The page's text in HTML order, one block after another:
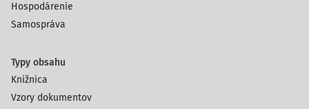
Hospodárenie
Samospráva
Typy obsahu
Knižnica
Vzory dokumentov